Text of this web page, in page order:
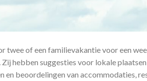
twee of een familievakantie voor een
hebben suggesties voor lokale plaatsen
en beoordelingen van accommodaties,